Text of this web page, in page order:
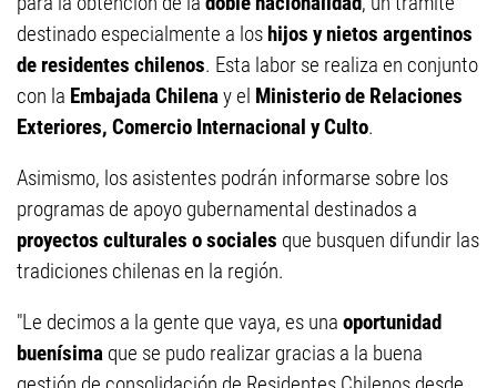
destinado especialmente a loshijos y nietos argentinos
de residentes chilenos. Esta labor se realiza en conjunto
con la Embajada Chilenay el Ministerio de Relaciones
Exteriores, Comercio Internacional y Culto.
Asimismo, los asistentes podrán informarse sobre los
programas de apoyo gubernamental destinados a
proyectos culturales o sociales que busquen difundir las
tradiciones chilenas en la región.
"Le decimos a la gente que vaya, es una oportunidad
buenísima que se pudo realizar gracias a la buena